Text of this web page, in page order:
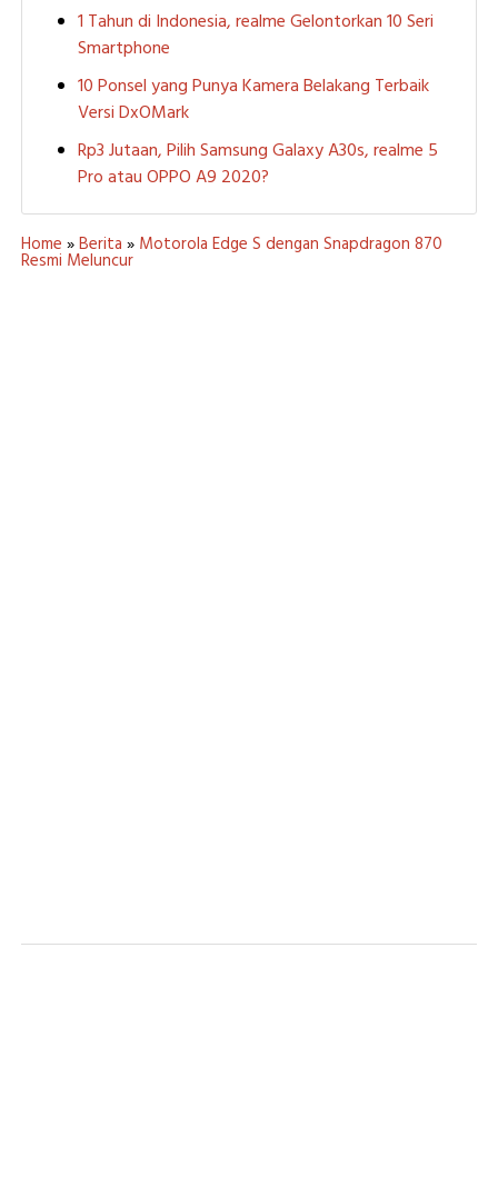
1 Tahun di Indonesia, realme Gelontorkan 10 Seri
Smartphone
10 Ponsel yang Punya Kamera Belakang Terbaik
Versi DxOMark
Rp3 Jutaan, Pilih Samsung Galaxy A30s, realme 5
Pro atau OPPO A9 2020?
Home »Berita » Motorola Edge S dengan Snapdragon 870
Resmi Meluncur